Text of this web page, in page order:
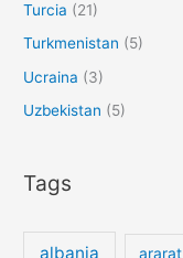
Turcia (21)
Turkmenistan (5)
Ucraina (3)
Uzbekistan (5)
Tags
albania ararat